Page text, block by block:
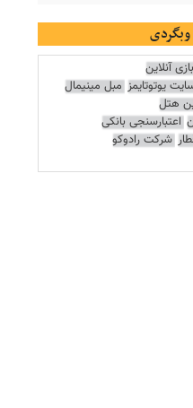
وبگردی
بازی آنلاین
یوتوتایمز مبل مینیمال
هتل
اعتبارسنجی بانکی
شرکت رادوکو